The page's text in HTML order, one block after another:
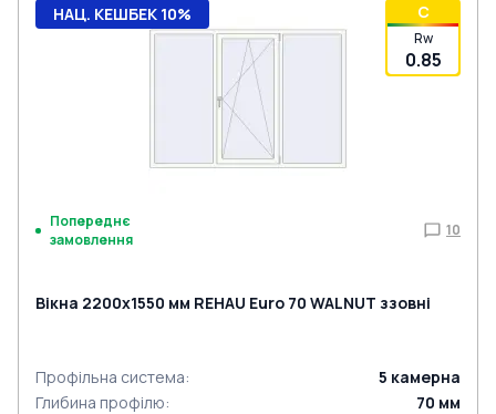
C
Rw
0.85
НАЦ. КЕШБЕК 10%
Попереднє
замовлення
10
Вікна 2200x1550 мм REHAU Euro 70 WALNUT ззовні
Профільна система: 5 камерна
Глибина профілю: 70 мм